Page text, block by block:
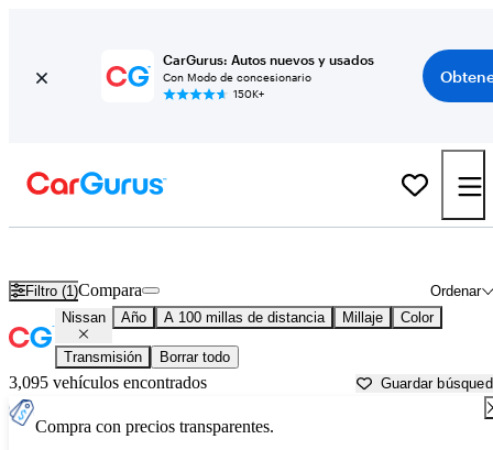
CarGurus: Autos nuevos y usados
Con Modo de concesionario
150K+
Filtro (1) Ordenar
Compara
Nissan Año A 100 millas de distancia Millaje Color
Transmisión Borrar todo
3,095 vehículos encontrados Guardar
Compra con precios transparentes.